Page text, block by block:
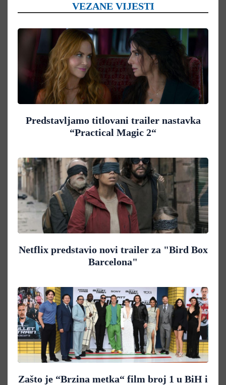
VEZANE VIJESTI
Predstavljamo titlovani trailer nastavka
“Practical Magic 2“
Netflix predstavio novi trailer za "Bird Box
Barcelona"
Zašto je “Brzina metka“ film broj 1 u BiH i